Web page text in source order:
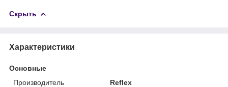
Скрыть
Характеристики
Основные
Производитель
Reflex